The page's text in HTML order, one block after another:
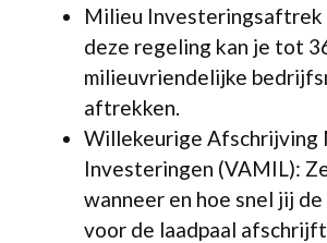
Milieu Investeringsaftrek
deze regeling kan je tot
milieuvriendelijke
aftrekken.
Willekeurige Afschrijving
Investeringen (VAMIL):
wanneer en hoe snel jij
voor de laadpaal